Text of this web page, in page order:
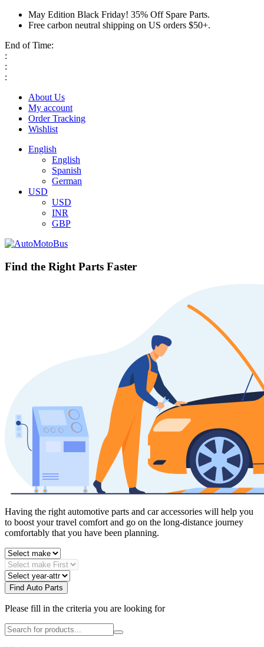
May Edition Black Friday! 35% Off Spare Parts.
Free carbon neutral shipping on US orders $50+.
End of Time:
:
:
:
About Us
My account
Order Tracking
Wishlist
English
English
Spanish
German
USD
USD
INR
GBP
Find the Right Parts Faster
Having the right automotive parts and car accessories will help you
to boost your travel comfort and go on the long-distance journey
comfortably that you have been planning.
Find Auto Parts
Please fill in the criteria you are looking for